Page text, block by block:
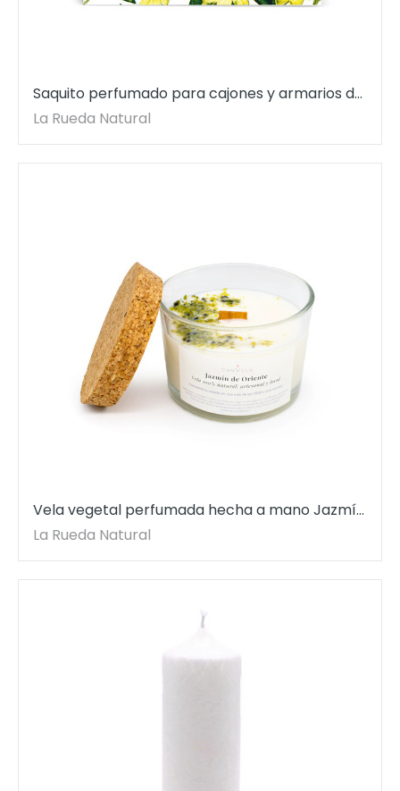
Saquito perfumado para cajones y armarios de
Jazmín BioAroma. 12,5 gr.
La Rueda Natural
Vela vegetal perfumada hecha a mano Jazmín
de Oriente. Con jazmín y mineral Serpentina.
La Rueda Natural